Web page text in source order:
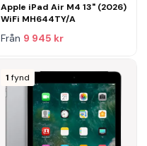
Apple iPad Air M4 13" (2026)
WiFi MH644TY/A
Från 9 945 kr
1 fynd